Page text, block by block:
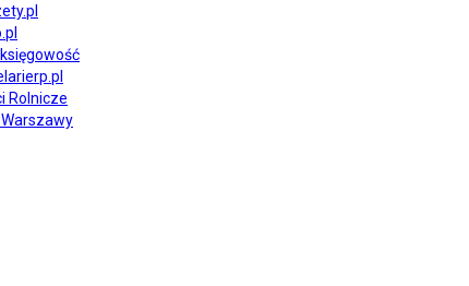
księgowość
Rolnicze